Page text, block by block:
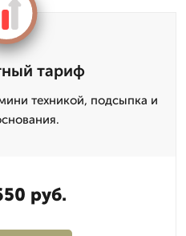
тариф
техникой, подсыпка и
руб.